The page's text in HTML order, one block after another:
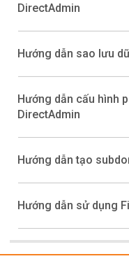
DirectAdmin
Hướng dẫn sao lưu
Hướng dẫn cấu hình
DirectAdmin
Hướng dẫn tạo
Hướng dẫn sử dụng